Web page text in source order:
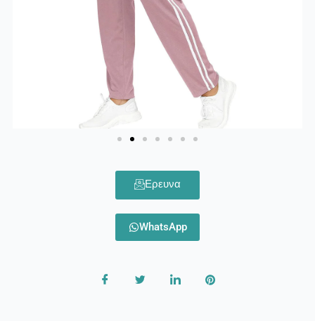
Ερευνα
WhatsApp